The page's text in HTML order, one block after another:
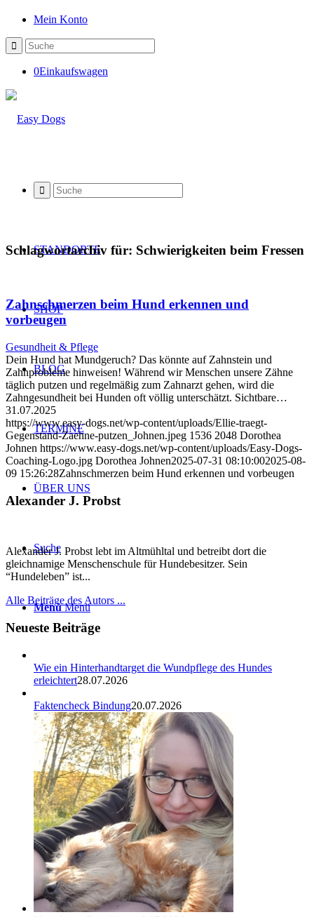
Mein Konto
0Einkaufswagen
STANDORTE
SHOP
BLOG
TERMINE
ÜBER UNS
Suche
Menü Menü
Schlagwortarchiv für: Schwierigkeiten beim Fressen
Zahnschmerzen beim Hund erkennen und
vorbeugen
Gesundheit & Pflege
Dein Hund hat Mundgeruch? Das könnte auf Zahnstein und
Zahnprobleme hinweisen! Während wir Menschen unsere Zähne
täglich putzen und regelmäßig zum Zahnarzt gehen, wird die
Zahngesundheit bei Hunden oft völlig unterschätzt. Sichtbare…
31.07.2025
https://www.easy-dogs.net/wp-content/uploads/Ellie-traegt-
Gegenstand-Zaehne-putzen_Johnen.jpeg 1536 2048 Dorothea
Johnen https://www.easy-dogs.net/wp-content/uploads/Easy-Dogs-
Coaching-Logo.jpg Dorothea Johnen2025-07-31 08:10:002025-08-
09 15:26:28Zahnschmerzen beim Hund erkennen und vorbeugen
Alexander J. Probst
Alexander J. Probst lebt im Altmühltal und betreibt dort die
gleichnamige Menschenschule für Hundebesitzer. Sein
“Hundeleben” ist...
Alle Beiträge des Autors ...
Neueste Beiträge
Wie ein Hinterhandtarget die Wundpflege des Hundes
erleichtert28.07.2026
Faktencheck Bindung20.07.2026